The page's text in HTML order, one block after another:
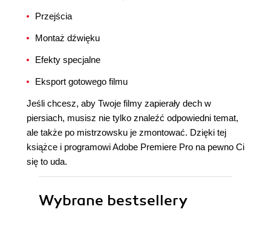
Przejścia
Montaż dźwięku
Efekty specjalne
Eksport gotowego filmu
Jeśli chcesz, aby Twoje filmy zapierały dech w
piersiach, musisz nie tylko znaleźć odpowiedni temat,
ale także po mistrzowsku je zmontować. Dzięki tej
książce i programowi Adobe Premiere Pro na pewno Ci
się to uda.
Wybrane bestsellery